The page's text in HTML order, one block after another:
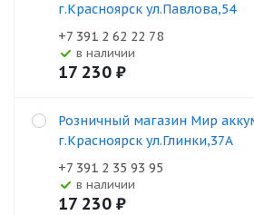
г.Красноярск ул.Павлова,54
+7 391 2 62 22 78
В наличии
17 230 ₽
Розничный магазин Мир
г.Красноярск ул.Глинки,37А
+7 391 2 35 93 95
В наличии
17 230 ₽